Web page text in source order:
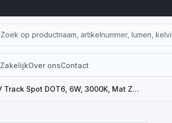
ZakelijkOver onsContact
24V Track Spot DOT6, 6W, 3000K, Mat Zwart, Dimbaar